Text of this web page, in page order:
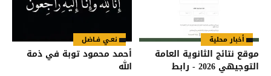
أخبار محلية
موقع نتائج الثانوية العامة
التوجيهي 2026 - رابط
نعـي فـاضل
أحمد محمود توبة في ذمة
الله